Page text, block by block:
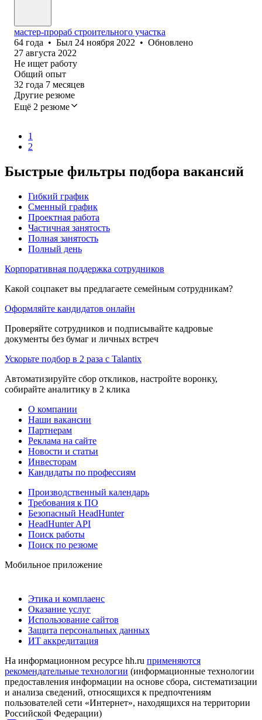
мастер-прораб строительного участка
64 года • Был 24 ноября 2022 • Обновлено
27 августа 2022
Не ищет работу
Общий опыт
32 года 7 месяцев
Другие резюме
Ещё 2 резюме
1
2
Быстрые фильтры подбора вакансий
Гибкий график
Сменный график
Проектная работа
Частичная занятость
Полная занятость
Полный день
Корпоративная поддержка сотрудников
Какой соцпакет вы предлагаете семейным сотрудникам?
Оформляйте кандидатов онлайн
Проверяйте сотрудников и подписывайте кадровые
документы без бумаг и личных встреч
Ускорьте подбор в 2 раза с Talantix
Автоматизируйте сбор откликов, настройте воронку,
собирайте аналитику в 2 клика
О компании
Наши вакансии
Партнерам
Реклама на сайте
Новости и статьи
Инвесторам
Кандидаты по профессиям
Производственный календарь
Требования к ПО
Безопасный HeadHunter
HeadHunter API
Поиск работы
Поиск по резюме
Мобильное приложение
Этика и комплаенс
Оказание услуг
Использование сайтов
Защита персональных данных
ИТ аккредитация
На информационном ресурсе hh.ru применяются
рекомендательные технологии (информационные технологии
предоставления информации на основе сбора, систематизации
и анализа сведений, относящихся к предпочтениям
пользователей сети «Интернет», находящихся на территории
Российской Федерации)